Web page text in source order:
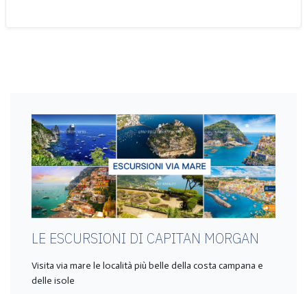
LE ESCURSIONI DI CAPITAN MORGAN
Visita via mare le località più belle della costa campana e
delle isole